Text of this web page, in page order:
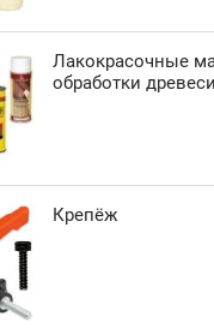
Лакокрасочные
обработки
Крепёж